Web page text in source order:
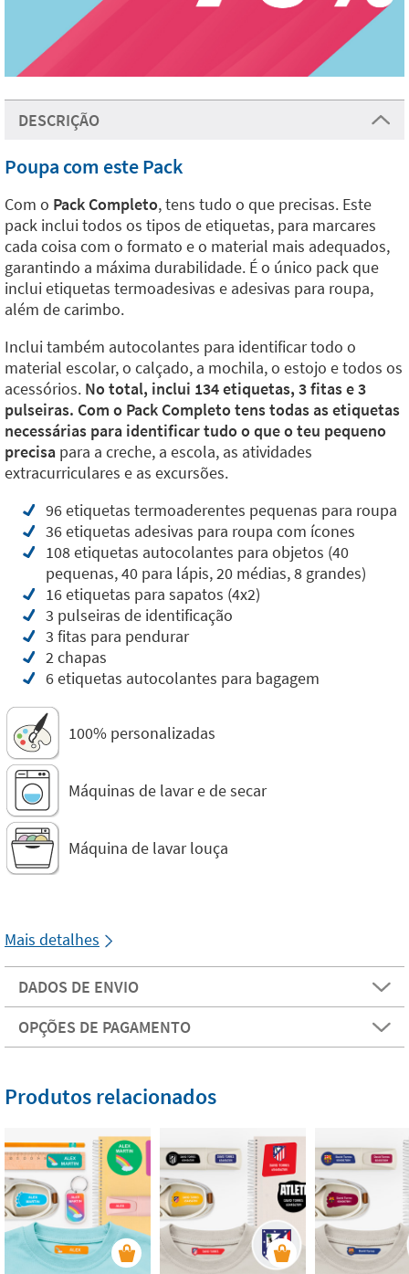
DESCRIÇÃO
Poupa com este Pack
Com o Pack Completo, tens tudo o que precisas. Este
pack inclui todos os tipos de etiquetas, para marcares
cada coisa com o formato e o material mais adequados,
garantindo a máxima durabilidade. É o único pack que
inclui etiquetas termoadesivas e adesivas para roupa,
além de carimbo.
Inclui também autocolantes para identificar todo o
material escolar, o calçado, a mochila, o estojo e todos os
acessórios. No total, inclui 134 etiquetas, 3 fitas e 3
pulseiras. Com o Pack Completo tens todas as etiquetas
necessárias para identificar tudo o que o teu pequeno
precisa para a creche, a escola, as atividades
extracurriculares e as excursões.
96 etiquetas termoaderentes pequenas para roupa
36 etiquetas adesivas para roupa com ícones
108 etiquetas autocolantes para objetos (40
pequenas, 40 para lápis, 20 médias, 8 grandes)
16 etiquetas para sapatos (4x2)
3 pulseiras de identificação
3 fitas para pendurar
2 chapas
6 etiquetas autocolantes para bagagem
100% personalizadas
Máquinas de lavar e de secar
Máquina de lavar louça
Mais detalhes
DADOS DE ENVIO
OPÇÕES DE PAGAMENTO
Produtos relacionados